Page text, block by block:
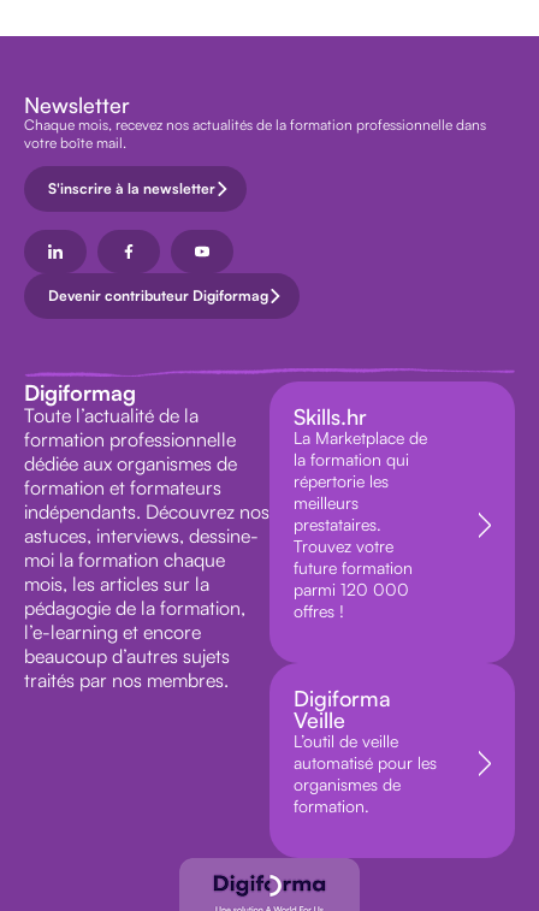
Newsletter
Chaque mois, recevez nos actualités de la formation professionnelle dans
votre boîte mail.
S'inscrire à la newsletter
Devenir contributeur Digiformag
Digiformag
Toute l’actualité de la
formation professionnelle
dédiée aux organismes de
formation et formateurs
indépendants. Découvrez nos
astuces, interviews, dessine-
moi la formation chaque
mois, les articles sur la
pédagogie de la formation,
l’e-learning et encore
beaucoup d’autres sujets
traités par nos membres.
Skills.hr
La Marketplace de
la formation qui
répertorie les
meilleurs
prestataires.
Trouvez votre
future formation
parmi 120 000
offres !
Digiforma
Veille
L’outil de veille
automatisé pour les
organismes de
formation.